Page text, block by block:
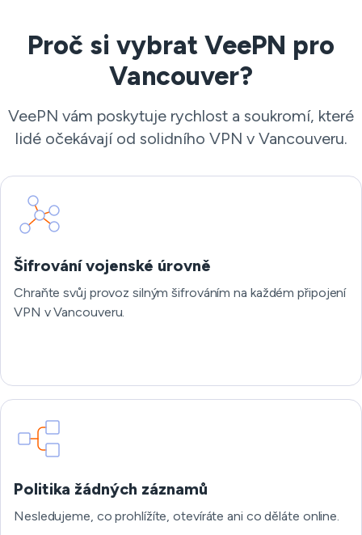
Proč si vybrat VeePN pro
Vancouver?
VeePN vám poskytuje rychlost a soukromí, které
lidé očekávají od solidního VPN v Vancouveru.
Šifrování vojenské úrovně
Chraňte svůj provoz silným šifrováním na každém připojení
VPN v Vancouveru.
Politika žádných záznamů
Nesledujeme, co prohlížíte, otevíráte ani co děláte online.